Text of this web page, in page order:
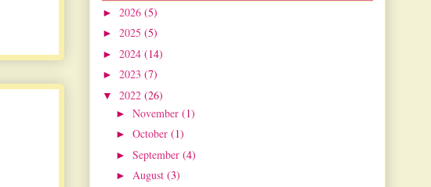
► 2026 (5)
► 2025 (5)
► 2024 (14)
► 2023 (7)
▼ 2022 (26)
► November (1)
► October (1)
► September (4)
► August (3)